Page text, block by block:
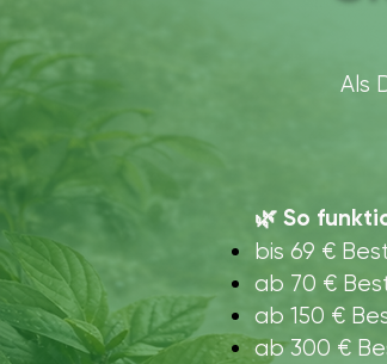
Als
🌿 So
bis 69 €
ab 70 €
ab 150 €
ab 300 €